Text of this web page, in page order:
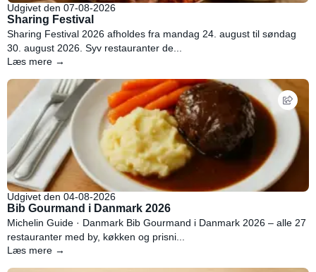
Udgivet den 07-08-2026
Sharing Festival
Sharing Festival 2026 afholdes fra mandag 24. august til søndag
30. august 2026. Syv restauranter de...
Læs mere →
Udgivet den 04-08-2026
Bib Gourmand i Danmark 2026
Michelin Guide · Danmark Bib Gourmand i Danmark 2026 – alle 27
restauranter med by, køkken og prisni...
Læs mere →